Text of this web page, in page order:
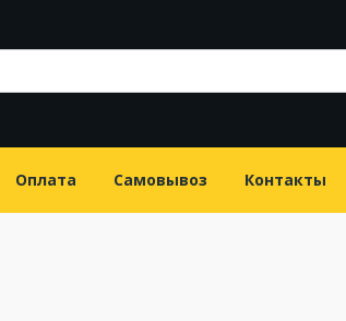
Оплата Самовывоз Контакты